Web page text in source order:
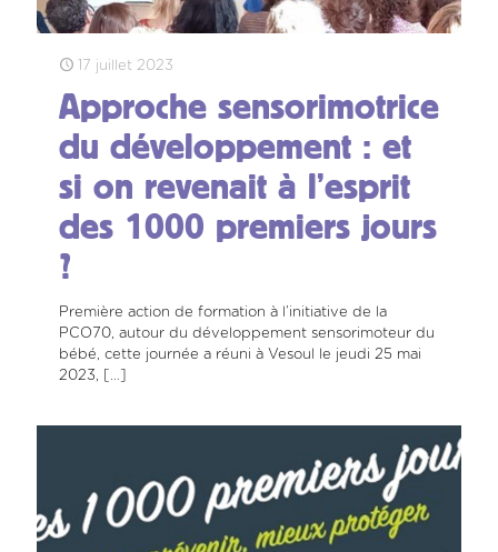
17 juillet 2023
Approche sensorimotrice
du développement : et
si on revenait à l’esprit
des 1000 premiers jours
?
Première action de formation à l’initiative de la
PCO70, autour du développement sensorimoteur du
bébé, cette journée a réuni à Vesoul le jeudi 25 mai
2023, […]